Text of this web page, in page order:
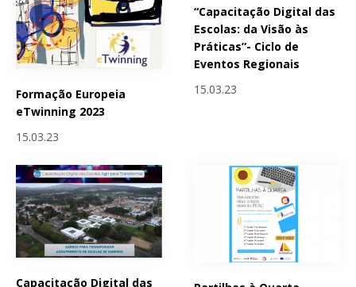
Formação Europeia
eTwinning 2023
15.03.23
“Capacitação Digital das
Escolas: da Visão às
Práticas”- Ciclo de
Eventos Regionais
15.03.23
Capacitação Digital das